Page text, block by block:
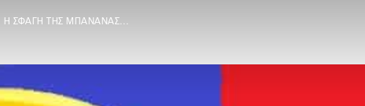
Η ΣΦΑΓΉ ΤΗΣ ΜΠΑΝΆΝΑΣ…